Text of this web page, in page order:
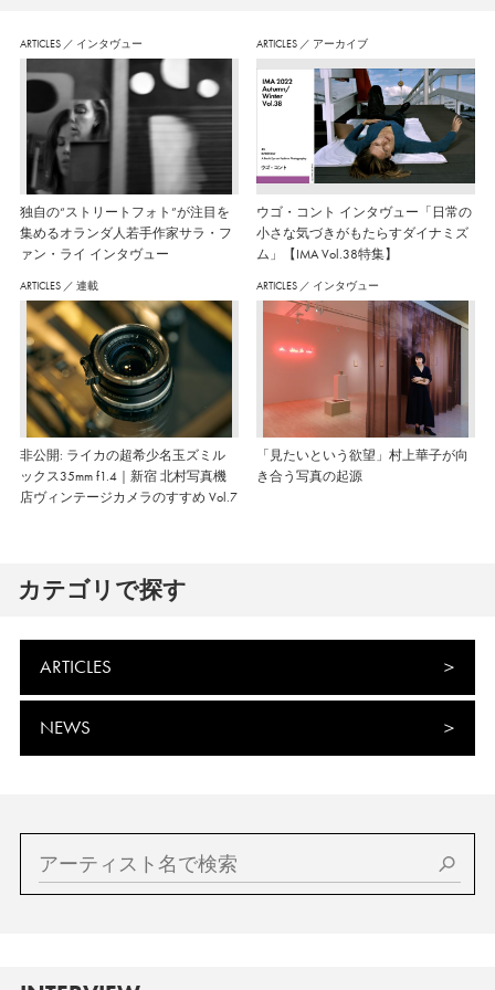
ARTICLES ／ インタヴュー
独自の“ストリートフォト”が注目を
集めるオランダ人若手作家サラ・フ
ァン・ライ インタヴュー
ARTICLES ／ アーカイブ
ウゴ・コント インタヴュー「日常の
小さな気づきがもたらすダイナミズ
ム」【IMA Vol.38特集】
ARTICLES ／ 連載
非公開: ライカの超希少名玉ズミル
ックス35mm f1.4｜新宿 北村写真機
店ヴィンテージカメラのすすめ Vol.7
ARTICLES ／ インタヴュー
「見たいという欲望」村上華子が向
き合う写真の起源
カテゴリで探す
ARTICLES
NEWS